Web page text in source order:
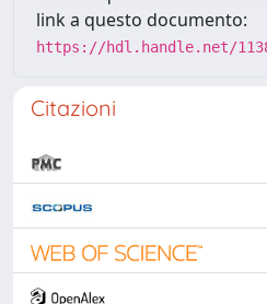
link a questo documento:
https://hdl.handle.net/
Citazioni